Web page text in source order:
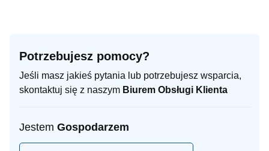
Potrzebujesz pomocy?
Jeśli masz jakieś pytania lub potrzebujesz wsparcia,
skontaktuj się z naszym Biurem Obsługi Klienta
Jestem Gospodarzem